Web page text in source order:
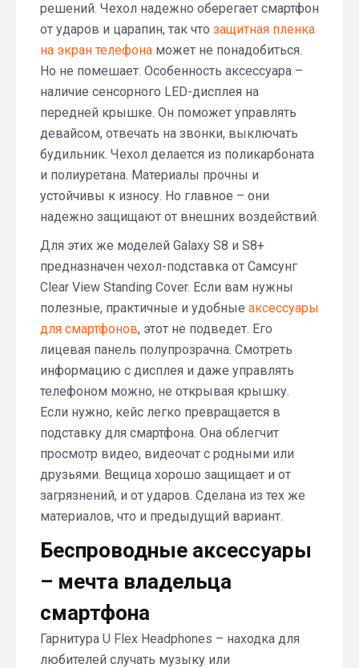
решений. Чехол надежно оберегает смартфон
от ударов и царапин, так что защитная пленка
на экран телефона может не понадобиться.
Но не помешает. Особенность аксессуара –
наличие сенсорного LED-дисплея на
передней крышке. Он поможет управлять
девайсом, отвечать на звонки, выключать
будильник. Чехол делается из поликарбоната
и полиуретана. Материалы прочны и
устойчивы к износу. Но главное – они
надежно защищают от внешних воздействий.
Для этих же моделей Galaxy S8 и S8+
предназначен чехол-подставка от Самсунг
Clear View Standing Cover. Если вам нужны
полезные, практичные и удобные аксессуары
для смартфонов, этот не подведет. Его
лицевая панель полупрозрачна. Смотреть
информацию с дисплея и даже управлять
телефоном можно, не открывая крышку.
Если нужно, кейс легко превращается в
подставку для смартфона. Она облегчит
просмотр видео, видеочат с родными или
друзьями. Вещица хорошо защищает и от
загрязнений, и от ударов. Сделана из тех же
материалов, что и предыдущий вариант.
Беспроводные аксессуары
– мечта владельца
смартфона
Гарнитура U Flex Headphones – находка для
любителей случать музыку или